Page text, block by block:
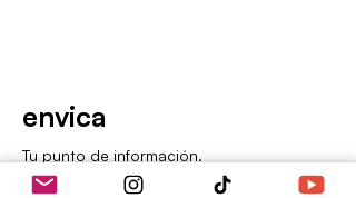
envica
Tu punto de información.